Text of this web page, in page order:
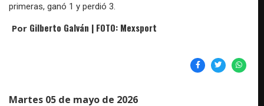
primeras, ganó 1 y perdió 3.
Por Gilberto Galván | FOTO: Mexsport
Martes 05 de mayo de 2026